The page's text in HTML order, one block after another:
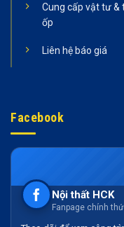
Cung cấp vật tư &
ốp
Liên hệ báo giá
Facebook
Nội thất HCK
Fanpage chính